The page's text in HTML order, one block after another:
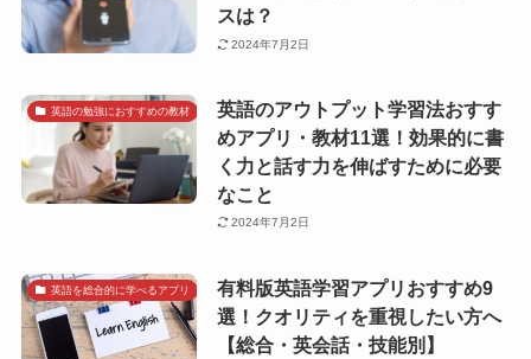
スは？
2024年7月2日
英語の勉強におすすめの教材
英語のアウトプット学習法おすす
めアプリ・教材11選！効果的に書
く力と話す力を伸ばすために必要
なこと
2024年7月2日
英語を総合的に学べるアプリ
有料版英語学習アプリおすすめ9
選！クオリティを重視したい方へ
【総合・英会話・技能別】